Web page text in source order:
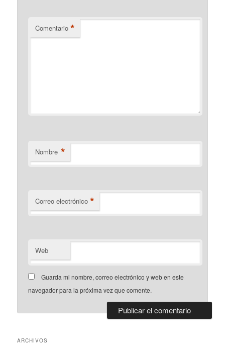
Comentario *
Nombre *
Correo electrónico *
Web
Guarda mi nombre, correo electrónico y web en este
navegador para la próxima vez que comente.
ARCHIVOS